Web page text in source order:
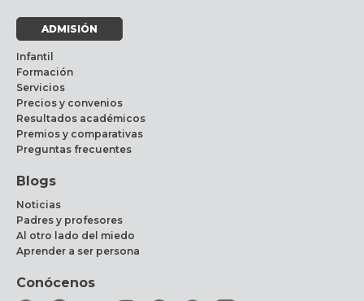
ADMISIÓN
Infantil
Formación
Servicios
Precios y convenios
Resultados académicos
Premios y comparativas
Preguntas frecuentes
Blogs
Noticias
Padres y profesores
Al otro lado del miedo
Aprender a ser persona
Conócenos